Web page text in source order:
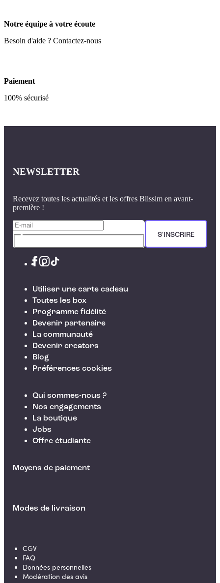
Notre équipe à votre écoute
Besoin d'aide ? Contactez-nous
Paiement
100% sécurisé
NEWSLETTER
Recevez toutes les actualités et les offres Blissim en avant-
première !
S'INSCRIRE
Utiliser une carte cadeau
Toutes les box
Programme fidélité
Devenir partenaire
La communauté
Devenir creators
Blog
Préférences cookies
Qui sommes-nous ?
Nos engagements
La boutique
Jobs
Offre étudiante
Moyens de paiement
Modes de livraison
CGV
FAQ
Données personnelles
Modération des avis